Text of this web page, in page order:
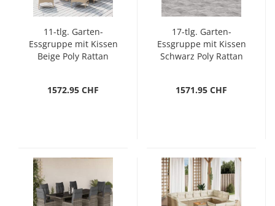
11-tlg. Garten-
Essgruppe mit Kissen
Beige Poly Rattan
1572.95 CHF
17-tlg. Garten-
Essgruppe mit Kissen
Schwarz Poly Rattan
1571.95 CHF